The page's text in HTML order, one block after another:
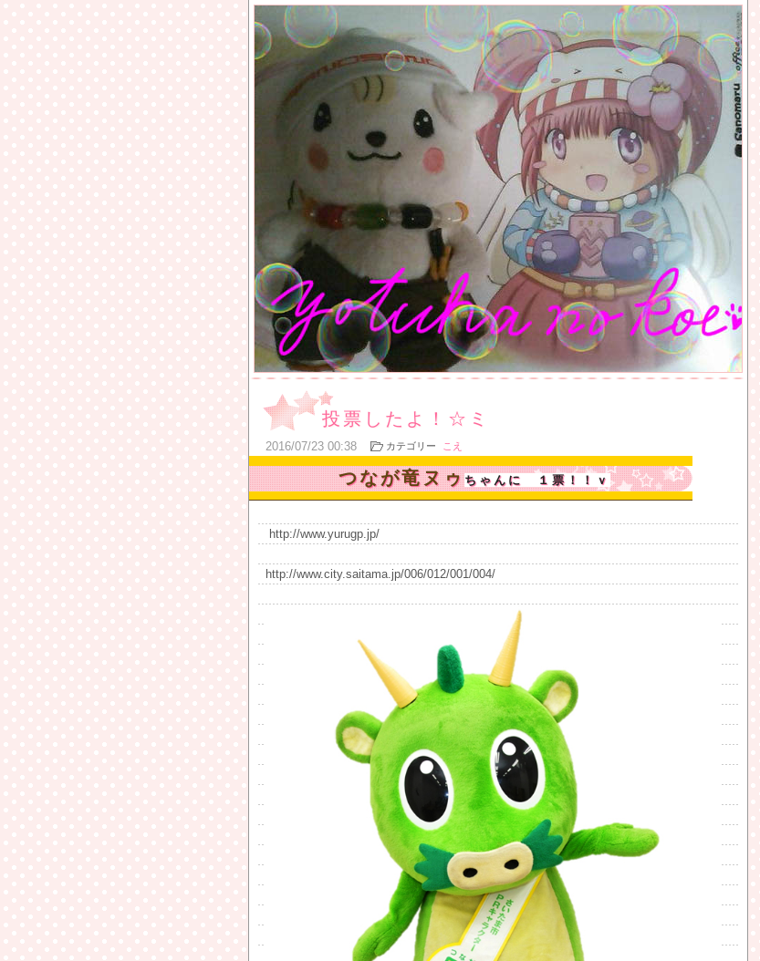
投票したよ！☆ミ
2016/07/23 00:38 カテゴリー こえ
つなが竜ヌゥちゃんに １票！！ｖ
http://www.yurugp.jp/
http://www.city.saitama.jp/006/012/001/004/